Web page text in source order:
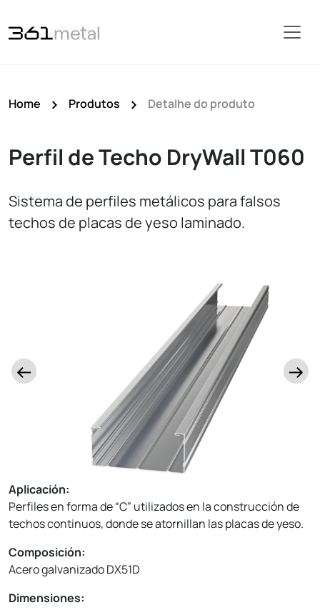
Home Produtos Detalhe do produto
Perfil de Techo DryWall T060
Sistema de perfiles metálicos para falsos
techos de placas de yeso laminado.
Aplicación:
Perfiles en forma de “C” utilizados en la construcción de
techos continuos, donde se atornillan las placas de yeso.
Composición:
Acero galvanizado DX51D
Dimensiones: